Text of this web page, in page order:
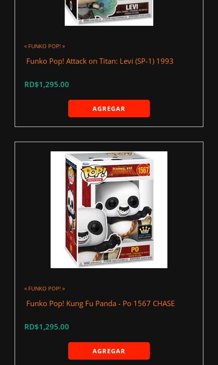
« FUNKO POP! »
‍ Funko Pop! Attack on Titan: Levi (SP-1) 1993
RD$1,295.00
AGREGAR
« FUNKO POP! »
‍ Funko Pop! Kung Fu Panda - Po 1567 CHASE
RD$1,295.00
AGREGAR